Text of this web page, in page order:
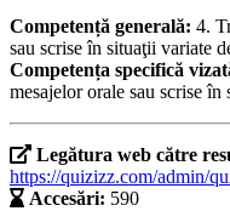
Competență generală: 4.
sau scrise în situaţii variate
Competența specifică
mesajelor orale sau scrise
Legătura web către
https://quizizz.com/admin/
Accesări: 590